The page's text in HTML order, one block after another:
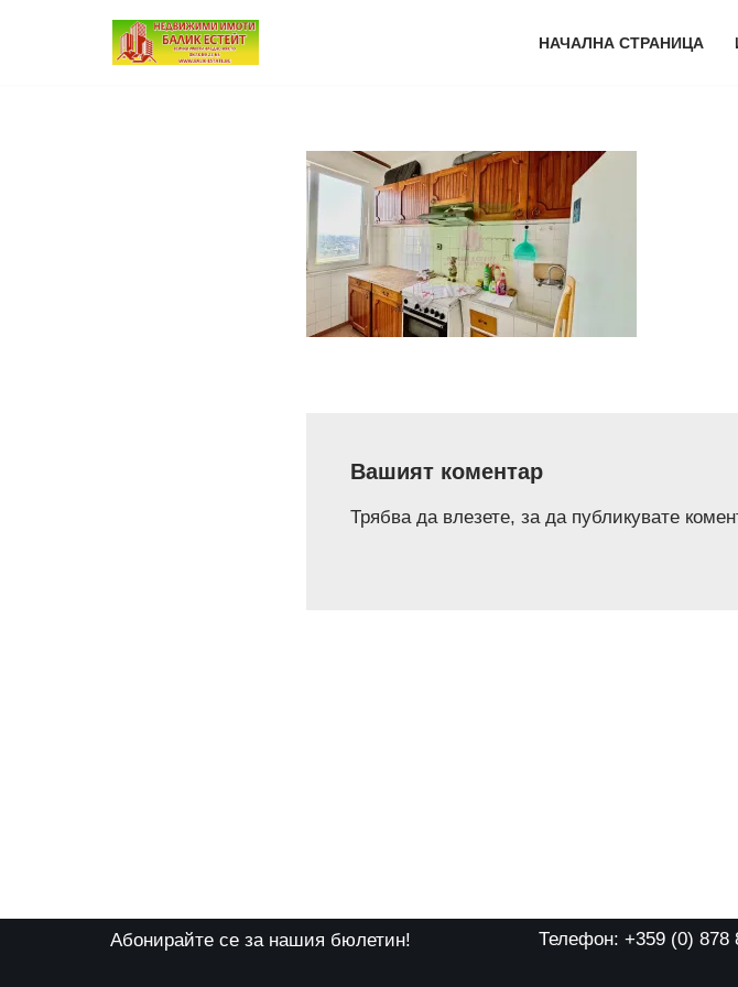
Продължете
НАЧАЛНА СТРАНИЦА
Вашият коментар
Трябва да влезете, за да публикувате
Абонирайте се за нашия бюлетин! Телефон: +359 (0) 878